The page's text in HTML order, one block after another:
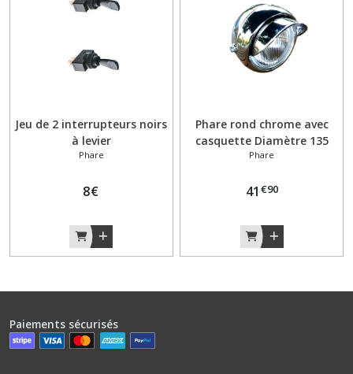
Jeu de 2 interrupteurs noirs
à levier
Phare
8€
Phare rond chrome avec
casquette Diamètre 135
Peugeot 103 MBK 51
Phare
41 €90
Paiements sécurisés